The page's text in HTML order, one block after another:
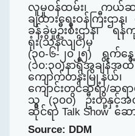
လူမှုဝန်ထမ်း၊ ကယ်ဆယ်
ချထားရေးဝန်ကြီးဌာ
ခန့်ခွဲမှုဦးစီးဌာန၊ ရန်
ရုံး(သန်လျင်)မှ
(‌၃၀-၆-၂၀၂၅) ရက်န
(၁‌၀:၃၀)နာရီအခ
ကျောက်တန်းမြို့
ကျောင်းတွင်ဆရာ/ဆရာ
သူ (၃၀၀) ဦးတို့နှင့်အ
ဆိုင်ရာ Talk Show ဆေ
Source: DDM